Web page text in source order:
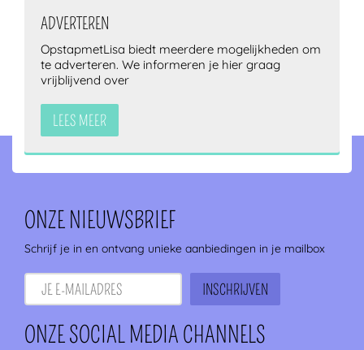
ADVERTEREN
OpstapmetLisa biedt meerdere mogelijkheden om
te adverteren. We informeren je hier graag
vrijblijvend over
LEES MEER
ONZE NIEUWSBRIEF
Schrijf je in en ontvang unieke aanbiedingen in je mailbox
ONZE SOCIAL MEDIA CHANNELS